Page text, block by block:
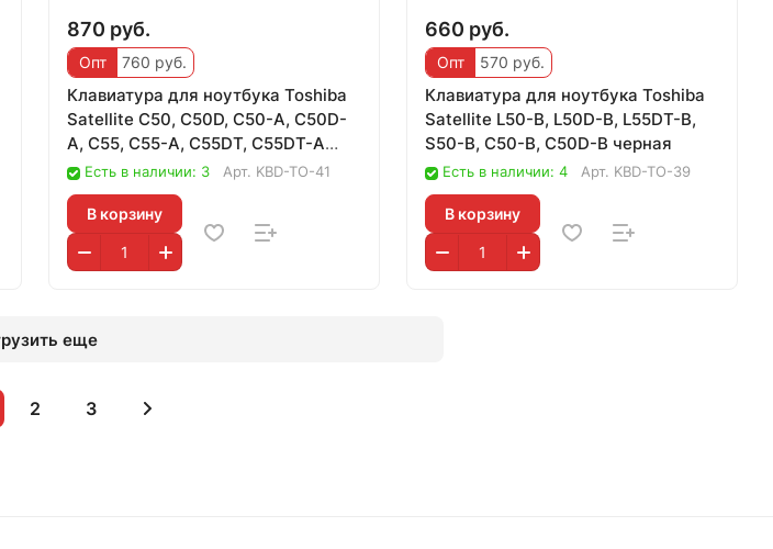
870 руб.
Опт 760 руб.
Клавиатура для ноутбука Toshiba
Satellite C50, C50D, C50-A, C50D-
A, C55, C55-A, C55DT, C55DT-A
белая
Есть в наличии: 3 Арт. KBD-TO-41
В корзину
660 руб.
Опт 570 руб.
Клавиатура для ноутбука Toshiba
Satellite L50-B, L50D-B, L55DT-B,
S50-B, C50-B, C50D-B черная
Есть в наличии: 4 Арт. KBD-TO-39
В корзину
еще
2 3